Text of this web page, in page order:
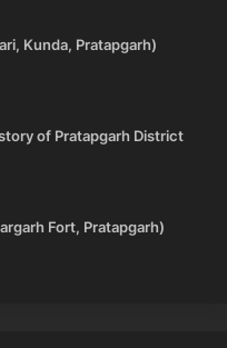
Kunda, Pratapgarh)
of Pratapgarh District
Fort, Pratapgarh)